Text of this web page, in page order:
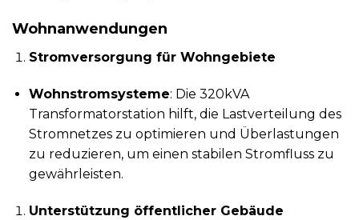
Wohnanwendungen
Stromversorgung für Wohngebiete
Wohnstromsysteme: Die 320kVA
Transformatorstation hilft, die Lastverteilung des
Stromnetzes zu optimieren und Überlastungen
zu reduzieren, um einen stabilen Stromfluss zu
gewährleisten.
Unterstützung öffentlicher Gebäude